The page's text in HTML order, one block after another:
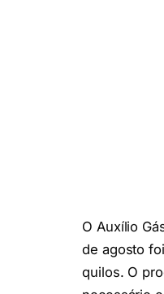
O Auxílio
de agosto
quilos. O